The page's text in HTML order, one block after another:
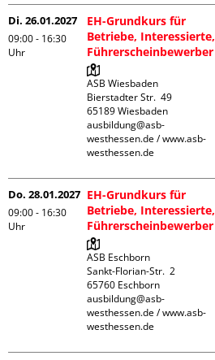
Di. 26.01.2027
09:00 - 16:30
Uhr
EH-Grundkurs für
Betriebe, Interessierte,
Führerscheinbewerber
ASB Wiesbaden
Bierstadter Str.  49
65189 Wiesbaden
ausbildung@asb-
westhessen.de / www.asb-
westhessen.de
Do. 28.01.2027
09:00 - 16:30
Uhr
EH-Grundkurs für
Betriebe, Interessierte,
Führerscheinbewerber
ASB Eschborn
Sankt-Florian-Str.  2
65760 Eschborn
ausbildung@asb-
westhessen.de / www.asb-
westhessen.de